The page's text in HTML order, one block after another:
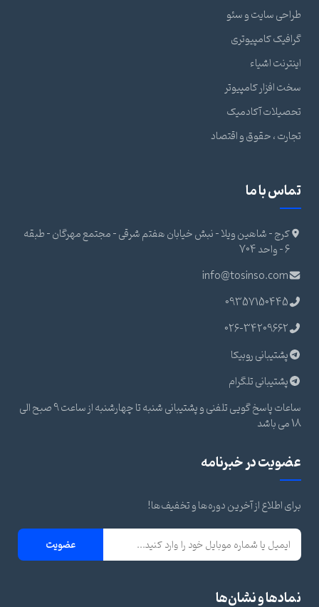
طراحی سایت و سئو
گرافیک کامپیوتری
اینترنت اشیاء
سخت افزار کامپیوتر
تحصیلات آکادمیک
تجارت ، حقوق و اقتصاد
تماس با ما
کرج - شاهین ویلا - نبش خیابان هفتم شرقی - مجتمع مهرگان - طبقه
6 - واحد 704
info@tosinso.com
09357150445
026-34209662
پشتیبانی روبیکا
پشتیبانی تلگرام
ساعات پاسخ گویی تلفنی و پشتیبانی شنبه تا چهارشنبه از ساعت 9 صبح الی
18 می باشد
عضویت در خبرنامه
برای اطلاع از آخرین دوره‌ها و تخفیف‌ها!
عضویت
نمادها و نشان‌ها